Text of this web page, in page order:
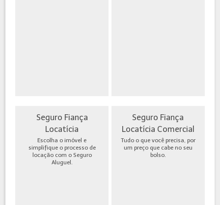
Seguro Fiança
Locatícia
Escolha o imóvel e
simplifique o processo de
locação com o Seguro
Aluguel.
Seguro Fiança
Locatícia Comercial
Tudo o que você precisa, por
um preço que cabe no seu
bolso.